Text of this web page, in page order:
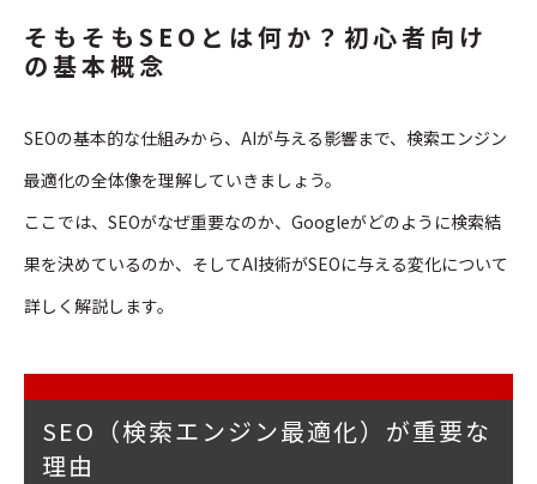
そもそもSEOとは何か？初心者向け
の基本概念
SEOの基本的な仕組みから、AIが与える影響まで、検索エンジン
最適化の全体像を理解していきましょう。
ここでは、SEOがなぜ重要なのか、Googleがどのように検索結
果を決めているのか、そしてAI技術がSEOに与える変化について
詳しく解説します。
SEO（検索エンジン最適化）が重要な
理由